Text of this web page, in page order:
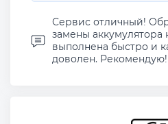
Сервис отличный!
замены аккумулятора
выполнена быстро и
доволен.